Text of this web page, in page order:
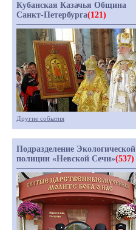
Кубанская Казачья Община
Санкт-Петербурга(121)
Другие события
Подразделение Экологической
полиции «Невской Сечи»(537)